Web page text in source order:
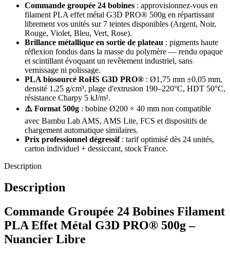
Commande groupée 24 bobines : approvisionnez-vous en
filament PLA effet métal G3D PRO® 500g en répartissant
librement vos unités sur 7 teintes disponibles (Argent, Noir,
Rouge, Violet, Bleu, Vert, Rose).
Brillance métallique en sortie de plateau : pigments haute
réflexion fondus dans la masse du polymère — rendu opaque
et scintillant évoquant un revêtement industriel, sans
vernissage ni polissage.
PLA biosourcé RoHS G3D PRO® : Ø1,75 mm ±0,05 mm,
densité 1,25 g/cm³, plage d'extrusion 190–220°C, HDT 50°C,
résistance Charpy 5 kJ/m².
⚠️ Format 500g : bobine Ø200 × 40 mm non compatible
avec Bambu Lab AMS, AMS Lite, FCS et dispositifs de
chargement automatique similaires.
Prix professionnel dégressif: tarif optimisé dès 24 unités,
carton individuel + dessiccant, stock France.
Description
Description
Commande Groupée 24 Bobines Filament
PLA Effet Métal G3D PRO® 500g –
Nuancier Libre